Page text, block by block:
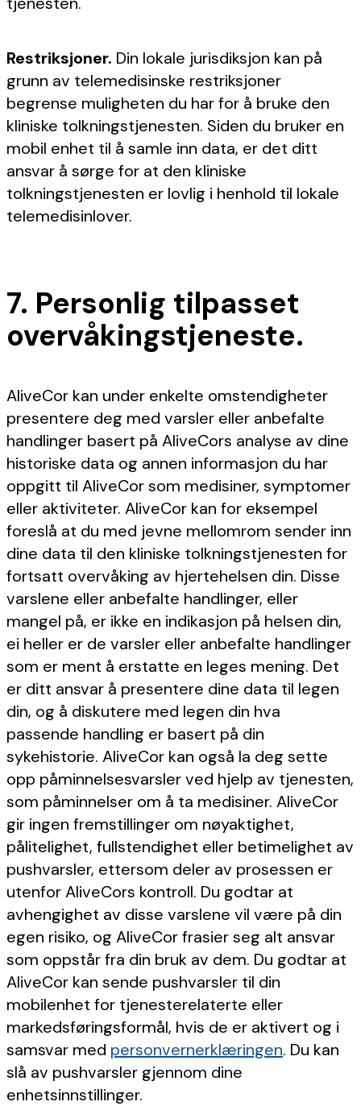
Restriksjoner. Din lokale jurisdiksjon kan på
grunn av telemedisinske restriksjoner
begrense muligheten du har for å bruke den
kliniske tolkningstjenesten. Siden du bruker en
mobil enhet til å samle inn data, er det ditt
ansvar å sørge for at den kliniske
tolkningstjenesten er lovlig i henhold til lokale
telemedisinlover.
7. Personlig tilpasset
overvåkingstjeneste.
AliveCor kan under enkelte omstendigheter
presentere deg med varsler eller anbefalte
handlinger basert på AliveCors analyse av dine
historiske data og annen informasjon du har
oppgitt til AliveCor som medisiner, symptomer
eller aktiviteter. AliveCor kan for eksempel
foreslå at du med jevne mellomrom sender inn
dine data til den kliniske tolkningstjenesten for
fortsatt overvåking av hjertehelsen din. Disse
varslene eller anbefalte handlinger, eller
mangel på, er ikke en indikasjon på helsen din,
ei heller er de varsler eller anbefalte handlinger
som er ment å erstatte en leges mening. Det
er ditt ansvar å presentere dine data til legen
din, og å diskutere med legen din hva
passende handling er basert på din
sykehistorie. AliveCor kan også la deg sette
opp påminnelsesvarsler ved hjelp av tjenesten,
som påminnelser om å ta medisiner. AliveCor
gir ingen fremstillinger om nøyaktighet,
pålitelighet, fullstendighet eller betimelighet av
pushvarsler, ettersom deler av prosessen er
utenfor AliveCors kontroll. Du godtar at
avhengighet av disse varslene vil være på din
egen risiko, og AliveCor frasier seg alt ansvar
som oppstår fra din bruk av dem. Du godtar at
AliveCor kan sende pushvarsler til din
mobilenhet for tjenesterelaterte eller
markedsføringsformål, hvis de er aktivert og i
samsvar med personvernerklæringen. Du kan
slå av pushvarsler gjennom dine
enhetsinnstillinger.